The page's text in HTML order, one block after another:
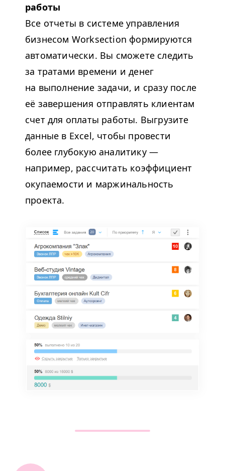
работы
Все отчеты в системе управления
бизнесом Worksection формируются
автоматически. Вы сможете следить
за тратами времени и денег
на выполнение задачи, и сразу после
её завершения отправлять клиентам
счет для оплаты работы. Выгрузите
данные в Excel, чтобы провести
более глубокую аналитику —
например, рассчитать коэффициент
окупаемости и маржинальность
проекта.